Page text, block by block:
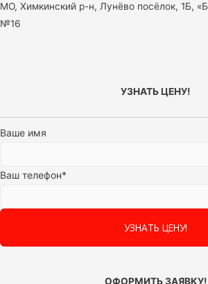
МО, Химкинский р-н, Лунёво посёлок, 1Б,
№16
УЗНАТЬ ЦЕНУ!
Ваше имя
Ваш телефон*
ОФОРМИТЬ ЗАЯВКУ!